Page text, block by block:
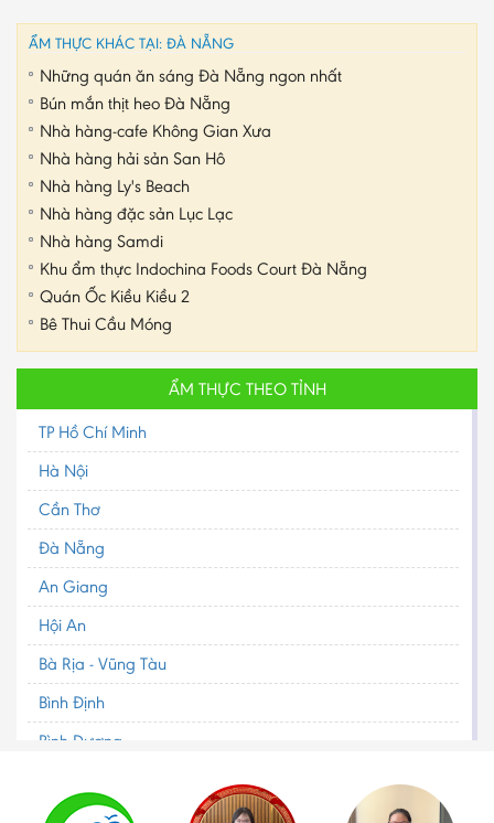
ẨM THỰC KHÁC TẠI: ĐÀ NẴNG
Những quán ăn sáng Đà Nẵng ngon nhất
Bún mắn thịt heo Đà Nẵng
Nhà hàng-cafe Không Gian Xưa
Nhà hàng hải sản San Hô
Nhà hàng Ly's Beach
Nhà hàng đặc sản Lục Lạc
Nhà hàng Samdi
Khu ẩm thực Indochina Foods Court Đà Nẵng
Quán Ốc Kiều Kiều 2
Bê Thui Cầu Móng
ẨM THỰC THEO TỈNH
TP Hồ Chí Minh
Hà Nội
Cần Thơ
Đà Nẵng
An Giang
Hội An
Bà Rịa - Vũng Tàu
Bình Định
Bình Dương
Bình Thuận